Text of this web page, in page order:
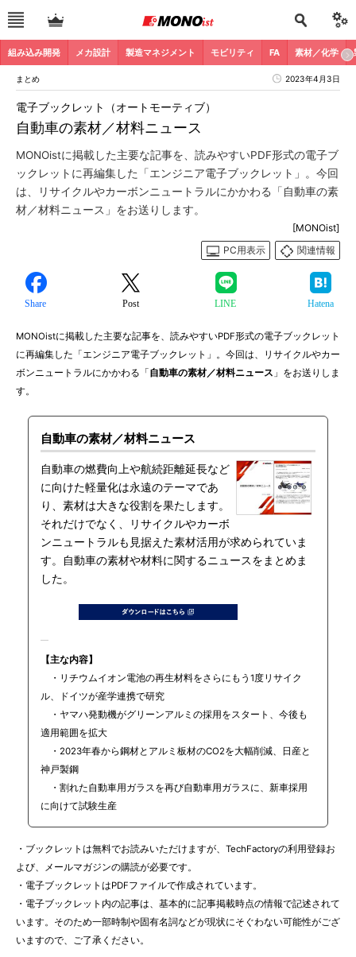
組み込み開発 メカ設計 製造マネジメント モビリティ FA 素材／化学
まとめ 2023年4月3日
自動車の素材／材料ニュース
電子ブックレット（オートモーティブ）
MONOistに掲載した主要な記事を、読みやすいPDF形式の電子ブ
ックレットに再編集した「エンジニア電子ブックレット」。今回
は、リサイクルやカーボンニュートラルにかかわる「自動車の素
材／材料ニュース」をお送りします。
[MONOist]
PC用表示
関連情報
Share Post LINE Hatena
MONOistに掲載した主要な記事を、読みやすいPDF形式の電子ブックレット
に再編集した「エンジニア電子ブックレット」。今回は、リサイクルやカー
ボンニュートラルにかかわる「 自動車の素材／材料ニュース 」をお送りしま
す。
自動車の素材／材料ニュース
自動車の燃費向上や航続距離延長など
に向けた軽量化は永遠のテーマであ
り、素材は大きな役割を果たします。
それだけでなく、リサイクルやカーボ
ンニュートラルも見据えた素材活用が求められていま
す。自動車の素材や材料に関するニュースをまとめま
した。
【主な内容】
・リチウムイオン電池の再生材料をさらにもう1度リサイク
ル、ドイツが産学連携で研究
・ヤマハ発動機がグリーンアルミの採用をスタート、今後も
適用範囲を拡大
・2023年春から鋼材とアルミ板材のCO2を大幅削減、日産と
神戸製鋼
・割れた自動車用ガラスを再び自動車用ガラスに、新車採用
に向けて試験生産
・ブックレットは無料でお読みいただけますが、TechFactoryの利用登録お
よび、メールマガジンの購読が必要です。
・電子ブックレットはPDFファイルで作成されています。
・電子ブックレット内の記事は、基本的に記事掲載時点の情報で記述されて
います。そのため一部時制や固有名詞などが現状にそぐわない可能性がござ
いますので、ご了承ください。